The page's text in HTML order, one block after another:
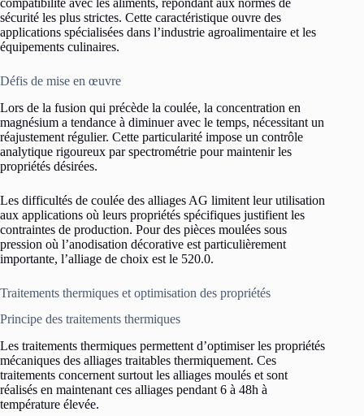
sécurité les plus strictes. Cette caractéristique ouvre des
applications spécialisées dans l’industrie agroalimentaire et les
équipements culinaires.
Défis de mise en œuvre
Lors de la fusion qui précède la coulée, la concentration en
magnésium a tendance à diminuer avec le temps, nécessitant un
réajustement régulier. Cette particularité impose un contrôle
analytique rigoureux par spectrométrie pour maintenir les
propriétés désirées.
Les difficultés de coulée des alliages AG limitent leur utilisation
aux applications où leurs propriétés spécifiques justifient les
contraintes de production. Pour des pièces moulées sous
pression où l’anodisation décorative est particulièrement
importante, l’alliage de choix est le 520.0.
Traitements thermiques et optimisation des propriétés
Principe des traitements thermiques
Les traitements thermiques permettent d’optimiser les propriétés
mécaniques des alliages traitables thermiquement. Ces
traitements concernent surtout les alliages moulés et sont
réalisés en maintenant ces alliages pendant 6 à 48h à
température élevée.